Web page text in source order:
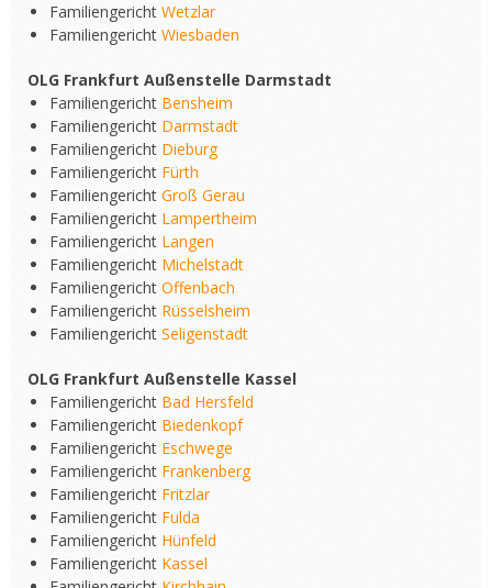
Familiengericht Wetzlar
Familiengericht Wiesbaden
OLG Frankfurt Außenstelle Darmstadt
Familiengericht Bensheim
Familiengericht Darmstadt
Familiengericht Dieburg
Familiengericht Fürth
Familiengericht Groß Gerau
Familiengericht Lampertheim
Familiengericht Langen
Familiengericht Michelstadt
Familiengericht Offenbach
Familiengericht Rüsselsheim
Familiengericht Seligenstadt
OLG Frankfurt Außenstelle Kassel
Familiengericht Bad Hersfeld
Familiengericht Biedenkopf
Familiengericht Eschwege
Familiengericht Frankenberg
Familiengericht Fritzlar
Familiengericht Fulda
Familiengericht Hünfeld
Familiengericht Kassel